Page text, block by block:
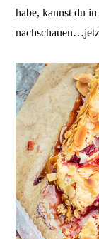
habe, kannst du